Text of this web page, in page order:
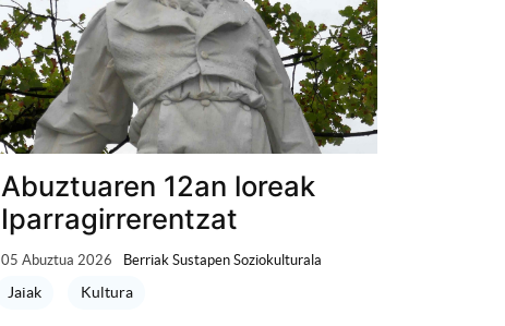
Abuztuaren 12an loreak
Iparragirrerentzat
05 Abuztua 2026 Berriak Sustapen Soziokulturala
Jaiak Kultura